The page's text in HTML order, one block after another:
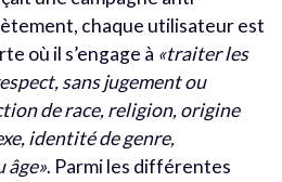
chaque utilisateur est
où il s’engage à «traiter les
sans jugement ou
de race, religion, origine
identité de genre,
âge». Parmi les différentes